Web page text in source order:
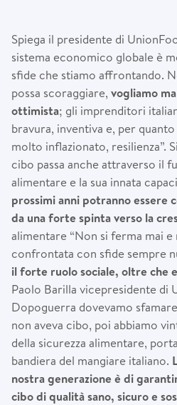
Spiega il presidente di
sistema economico globale è
sfide che stiamo affrontando.
possa scoraggiare, vogliamo
ottimista; gli imprenditori
bravura, inventiva e, per
molto inflazionato, resilienza”.
cibo passa anche attraverso il
alimentare e la sua innata
prossimi anni potranno essere
da una forte spinta verso la
alimentare “Non si ferma mai e
confrontata con sfide sempre
il forte ruolo sociale, oltre che
Paolo Barilla vicepresidente di
Dopoguerra dovevamo
non aveva cibo, poi abbiamo
della sicurezza alimentare,
bandiera del mangiare italiano.
nostra generazione è di
cibo di qualitàsano, sicuro e